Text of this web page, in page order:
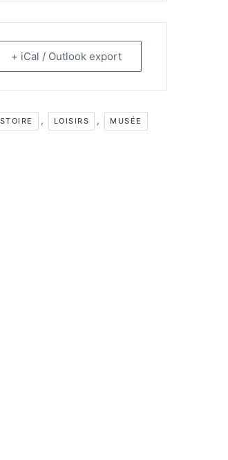
+ iCal / Outlook export
, LOISIRS , MUSÉE